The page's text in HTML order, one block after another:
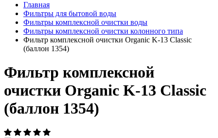
Главная
Фильтры для бытовой воды
Фильтры комплексной очистки воды
Фильтры комплексной очистки колонного типа
Фильтр комплексной очистки Organic K-13 Classic
(баллон 1354)
Фильтр комплексной
очистки Organic K-13 Classic
(баллон 1354)